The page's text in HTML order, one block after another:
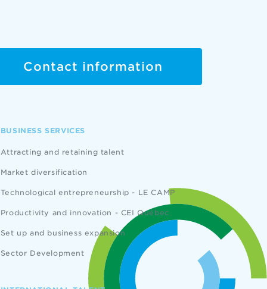
Contact information
BUSINESS SERVICES
Attracting and retaining talent
Market diversification
Technological entrepreneurship - LE CAMP
Productivity and innovation - CEI Québec
Set up and business expansion
Sector Development